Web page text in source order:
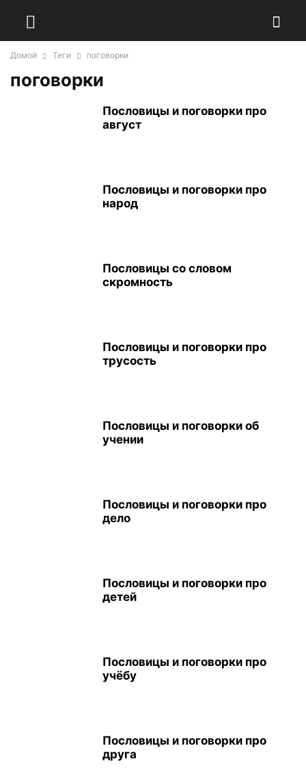
Домой Теги поговорки
поговорки
Пословицы и поговорки про
август
Пословицы и поговорки про
народ
Пословицы со словом
скромность
Пословицы и поговорки про
трусость
Пословицы и поговорки об
учении
Пословицы и поговорки про
дело
Пословицы и поговорки про
детей
Пословицы и поговорки про
учёбу
Пословицы и поговорки про
друга